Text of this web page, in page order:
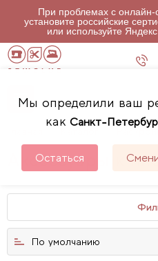
При проблемах с онлайн-
установите российские
или используйте
Мы определили ваш
как Санкт-
Остаться
Аксессуары к
По умолчанию